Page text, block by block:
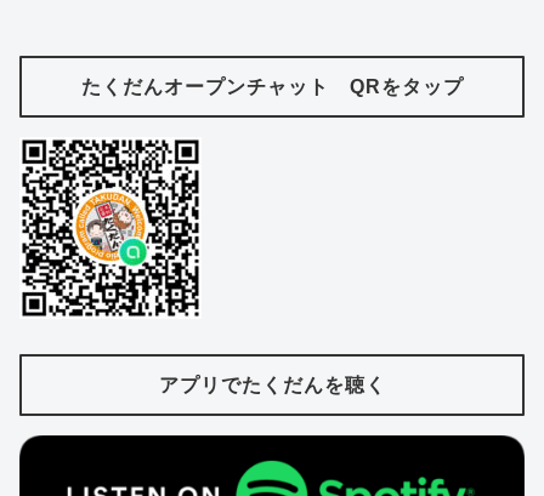
たくだんオープンチャット QRをタップ
アプリでたくだんを聴く